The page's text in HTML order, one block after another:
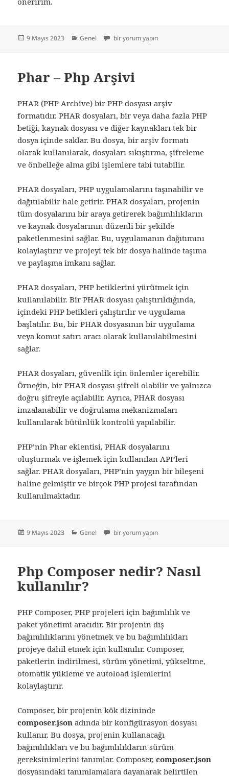
Yayın
9 Mayıs 2023 Kategoriler
Genel Php Arşiv – Phar Dosyası Oluşturmak için
bir yorum yapın
Phar – Php Arşivi
PHAR (PHP Archive) bir PHP dosyası arşiv
formatıdır. PHAR dosyaları, bir veya daha fazla PHP
betiği, kaynak dosyası ve diğer kaynakları tek bir
dosya içinde saklar. Bu dosya, bir arşiv formatı
olarak kullanılarak, dosyaları sıkıştırma, şifreleme
ve önbelleğe alma gibi işlemlere tabi tutabilir.
PHAR dosyaları, PHP uygulamalarını taşınabilir ve
dağıtılabilir hale getirir. PHAR dosyaları, projenin
tüm dosyalarını bir araya getirerek bağımlılıkların
ve kaynak dosyalarının düzenli bir şekilde
paketlenmesini sağlar. Bu, uygulamanın dağıtımını
kolaylaştırır ve projeyi tek bir dosya halinde taşıma
ve paylaşma imkanı sağlar.
PHAR dosyaları, PHP betiklerini yürütmek için
kullanılabilir. Bir PHAR dosyası çalıştırıldığında,
içindeki PHP betikleri çalıştırılır ve uygulama
başlatılır. Bu, bir PHAR dosyasının bir uygulama
veya komut satırı aracı olarak kullanılabilmesini
sağlar.
PHAR dosyaları, güvenlik için önlemler içerebilir.
Örneğin, bir PHAR dosyası şifreli olabilir ve yalnızca
doğru şifreyle açılabilir. Ayrıca, PHAR dosyası
imzalanabilir ve doğrulama mekanizmaları
kullanılarak bütünlük kontrolü yapılabilir.
PHP’nin Phar eklentisi, PHAR dosyalarını
oluşturmak ve işlemek için kullanılan API’leri
sağlar. PHAR dosyaları, PHP’nin yaygın bir bileşeni
haline gelmiştir ve birçok PHP projesi tarafından
kullanılmaktadır.
Yayın
9 Mayıs 2023 Kategoriler
Genel Phar – Php Arşivi için
bir yorum yapın
Php Composer nedir? Nasıl
kullanılır?
PHP Composer, PHP projeleri için bağımlılık ve
paket yönetimi aracıdır. Bir projenin dış
bağımlılıklarını yönetmek ve bu bağımlılıkları
projeye dahil etmek için kullanılır. Composer,
paketlerin indirilmesi, sürüm yönetimi, yükseltme,
otomatik yükleme ve autoload işlemlerini
kolaylaştırır.
Composer, bir projenin kök dizininde
composer.json adında bir konfigürasyon dosyası
kullanır. Bu dosya, projenin kullanacağı
bağımlılıkları ve bu bağımlılıkların sürüm
gereksinimlerini tanımlar. Composer,composer.json
dosyasındaki tanımlamalara dayanarak belirtilen